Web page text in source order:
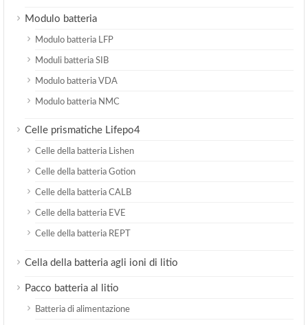
Modulo batteria
Modulo batteria LFP
Moduli batteria SIB
Modulo batteria VDA
Modulo batteria NMC
Celle prismatiche Lifepo4
Celle della batteria Lishen
Celle della batteria Gotion
Celle della batteria CALB
Celle della batteria EVE
Celle della batteria REPT
Cella della batteria agli ioni di litio
Pacco batteria al litio
Batteria di alimentazione